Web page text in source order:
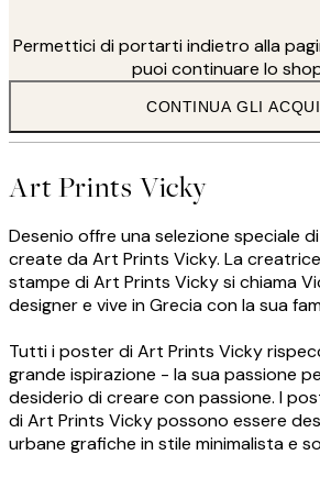
Permettici di portarti indietro alla
puoi continuare lo
CONTINUA GLI
Art Prints Vicky
Desenio offre una selezione speciale
create da Art Prints Vicky. La
stampe di Art Prints Vicky si chiama
designer e vive in Grecia con la sua
Tutti i poster di Art Prints Vicky
grande ispirazione - la sua passione
desiderio di creare con passione. I
di Art Prints Vicky possono essere
urbane grafiche in stile minimalista e